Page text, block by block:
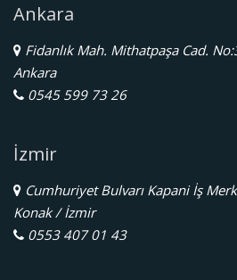
Ankara
Fidanlık Mah. Mithatpaşa Cad.
Ankara
0545 599 73 26
İzmir
Cumhuriyet Bulvarı Kapani İş
Konak / İzmir
0553 407 01 43